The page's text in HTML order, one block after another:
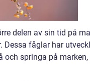
delen av sin tid på
Dessa fåglar har
och springa på